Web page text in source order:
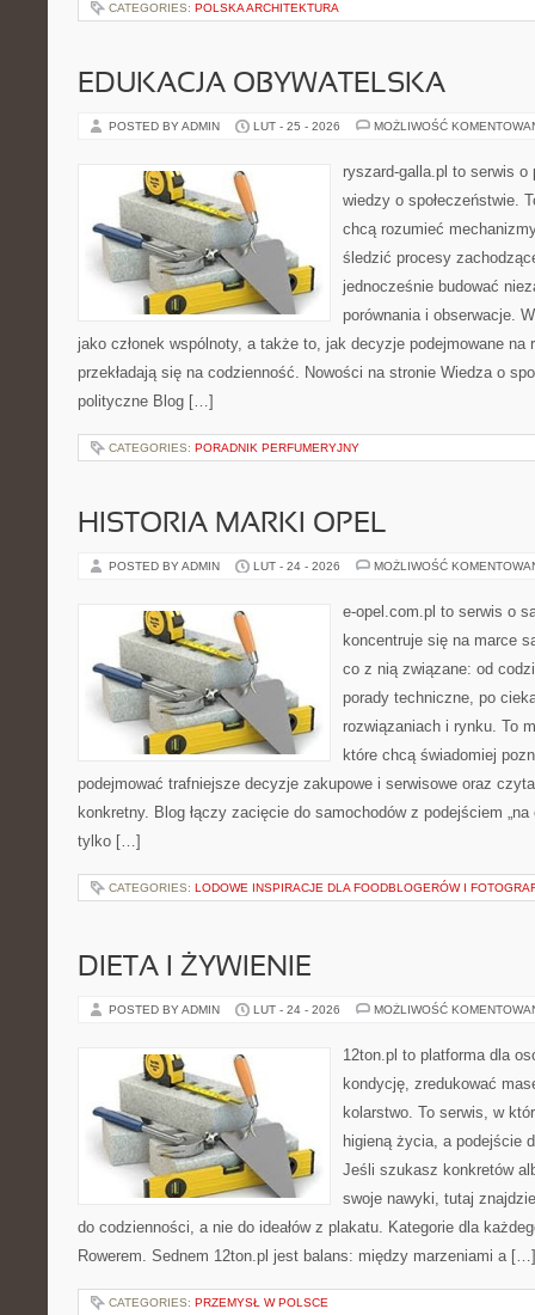
CATEGORIES: POLSKA ARCHITEKTURA
EDUKACJA OBYWATELSKA
POSTED BY ADMIN LUT - 25 - 2026 MOŻLIWOŚĆ
ryszard-galla.pl to serwis
wiedzy o społeczeństwie.
chcą rozumieć
śledzić procesy
jednocześnie budować
porównania i obserwacje.
jako członek wspólnoty, a także to, jak decyzje podejmowane na
przekładają się na codzienność. Nowości na stronie Wiedza o
polityczne Blog […]
CATEGORIES: PORADNIK PERFUMERYJNY
HISTORIA MARKI OPEL
POSTED BY ADMIN LUT - 24 - 2026 MOŻLIWOŚĆ
e-opel.com.pl to serwis o
koncentruje się na marce
co z nią związane: od
porady techniczne, po
rozwiązaniach i rynku. To
które chcą świadomiej
podejmować trafniejsze decyzje zakupowe i serwisowe oraz
konkretny. Blog łączy zacięcie do samochodów z podejściem
tylko […]
CATEGORIES: LODOWE INSPIRACJE DLA FOODBLOGERÓW I
DIETA I ŻYWIENIE
POSTED BY ADMIN LUT - 24 - 2026 MOŻLIWOŚĆ
12ton.pl to platforma dla
kondycję, zredukować
kolarstwo. To serwis, w
higieną życia, a podejście
Jeśli szukasz konkretów
swoje nawyki, tutaj
do codzienności, a nie do ideałów z plakatu. Kategorie dla
Rowerem. Sednem 12ton.pl jest balans: między marzeniami a […]
CATEGORIES: PRZEMYSŁ W POLSCE